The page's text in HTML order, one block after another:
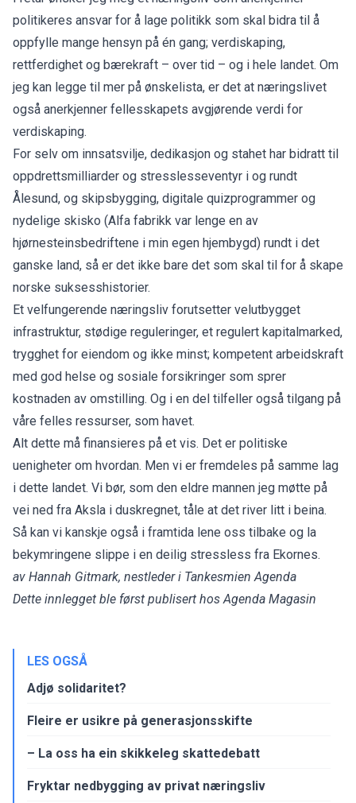
politikeres ansvar for å lage politikk som skal bidra til å
oppfylle mange hensyn på én gang; verdiskaping,
rettferdighet og bærekraft – over tid – og i hele landet. Om
jeg kan legge til mer på ønskelista, er det at næringslivet
også anerkjenner fellesskapets avgjørende verdi for
verdiskaping.
For selv om innsatsvilje, dedikasjon og stahet har bidratt til
oppdrettsmilliarder og stresslesseventyr i og rundt
Ålesund, og skipsbygging, digitale quizprogrammer og
nydelige skisko (Alfa fabrikk var lenge en av
hjørnesteinsbedriftene i min egen hjembygd) rundt i det
ganske land, så er det ikke bare det som skal til for å skape
norske suksesshistorier.
Et velfungerende næringsliv forutsetter velutbygget
infrastruktur, stødige reguleringer, et regulert kapitalmarked,
trygghet for eiendom og ikke minst; kompetent arbeidskraft
med god helse og sosiale forsikringer som sprer
kostnaden av omstilling. Og i en del tilfeller også tilgang på
våre felles ressurser, som havet.
Alt dette må finansieres på et vis. Det er politiske
uenigheter om hvordan. Men vi er fremdeles på samme lag
i dette landet. Vi bør, som den eldre mannen jeg møtte på
vei ned fra Aksla i duskregnet, tåle at det river litt i beina.
Så kan vi kanskje også i framtida lene oss tilbake og la
bekymringene slippe i en deilig stressless fra Ekornes.
av Hannah Gitmark, nestleder i Tankesmien Agenda
Dette innlegget ble først publisert hos Agenda Magasin
LES OGSÅ
Adjø solidaritet?
Fleire er usikre på generasjonsskifte
– La oss ha ein skikkeleg skattedebatt
Fryktar nedbygging av privat næringsliv